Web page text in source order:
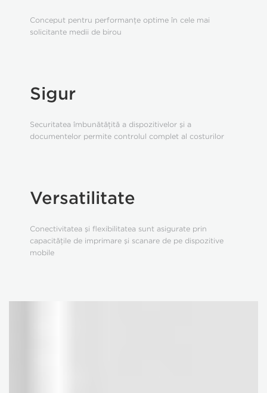
Conceput pentru performanţe optime în cele mai
solicitante medii de birou
Sigur
Securitatea îmbunătăţită a dispozitivelor şi a
documentelor permite controlul complet al costurilor
Versatilitate
Conectivitatea şi flexibilitatea sunt asigurate prin
capacităţile de imprimare şi scanare de pe dispozitive
mobile